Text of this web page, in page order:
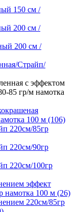
150 см /
200 см /
200 см /
Страйп/
с эффектом
85 гр/м намотка
100 м (106)
220см/85гр
220см/90гр
220см/100гр
эффект
намотка 100 м (26)
220см/85гр